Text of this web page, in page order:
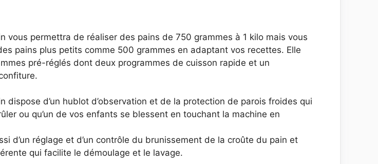
vous permettra de réaliser des pains de 750 grammes à 1 kilo mais vous
pains plus petits comme 500 grammes en adaptant vos recettes. Elle
pré-réglés dont deux programmes de cuisson rapide et un
dispose d’un hublot d’observation et de la protection de parois froides qui
ou qu’un de vos enfants se blessent en touchant la machine en
d’un réglage et d’un contrôle du brunissement de la croûte du pain et
qui facilite le démoulage et le lavage.